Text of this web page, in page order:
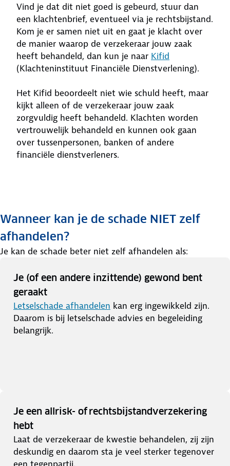
Vind je dat dit niet goed is gebeurd, stuur dan
een klachtenbrief, eventueel via je rechtsbijstand.
Kom je er samen niet uit en gaat je klacht over
de manier waarop de verzekeraar jouw zaak
heeft behandeld, dan kun je naar Kifid
(Klachteninstituut Financiële Dienstverlening).
Het Kifid beoordeelt niet wie schuld heeft, maar
kijkt alleen of de verzekeraar jouw zaak
zorgvuldig heeft behandeld. Klachten worden
vertrouwelijk behandeld en kunnen ook gaan
over tussenpersonen, banken of andere
financiële dienstverleners.
Wanneer kan je de schade NIET zelf
afhandelen?
Je kan de schade beter niet zelf afhandelen als:
Je (of een andere inzittende) gewond bent
geraakt
Letselschade afhandelen kan erg ingewikkeld zijn.
Daarom is bij letselschade advies en begeleiding
belangrijk.
Je een allrisk- of rechtsbijstandverzekering
hebt
Laat de verzekeraar de kwestie behandelen, zij zijn
deskundig en daarom sta je veel sterker tegenover
een tegenpartij.